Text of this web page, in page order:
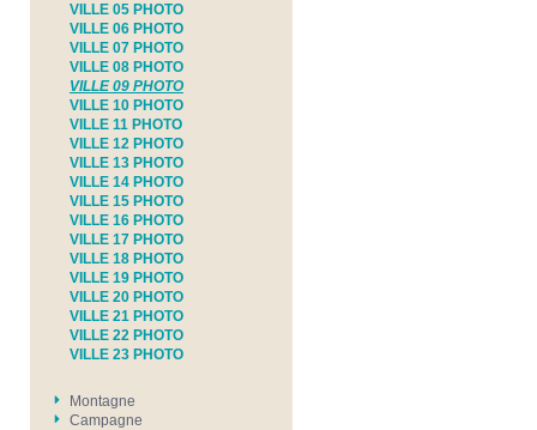
VILLE 05 PHOTO
VILLE 06 PHOTO
VILLE 07 PHOTO
VILLE 08 PHOTO
VILLE 09 PHOTO
VILLE 10 PHOTO
VILLE 11 PHOTO
VILLE 12 PHOTO
VILLE 13 PHOTO
VILLE 14 PHOTO
VILLE 15 PHOTO
VILLE 16 PHOTO
VILLE 17 PHOTO
VILLE 18 PHOTO
VILLE 19 PHOTO
VILLE 20 PHOTO
VILLE 21 PHOTO
VILLE 22 PHOTO
VILLE 23 PHOTO
Montagne
Campagne